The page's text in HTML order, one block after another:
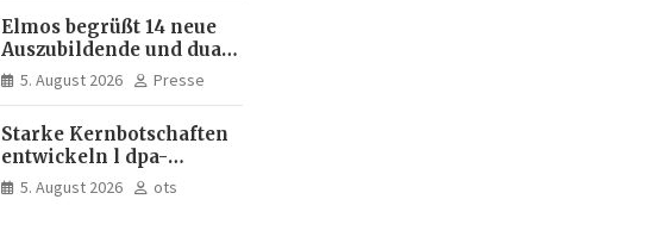
Elmos begrüßt 14 neue
Auszubildende und dual
Studierende am Standort
Dortmund
5. August 2026 Presse
Starke Kernbotschaften
entwickeln l dpa-
Akademie
5. August 2026 ots